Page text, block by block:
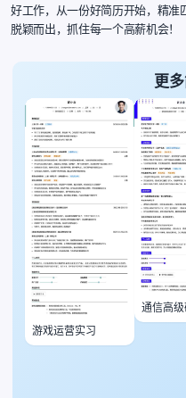
好工作，从一份好简历开始，精准
脱颖而出，抓住每一个高薪机会！
更
游戏运营实习
通信高
师